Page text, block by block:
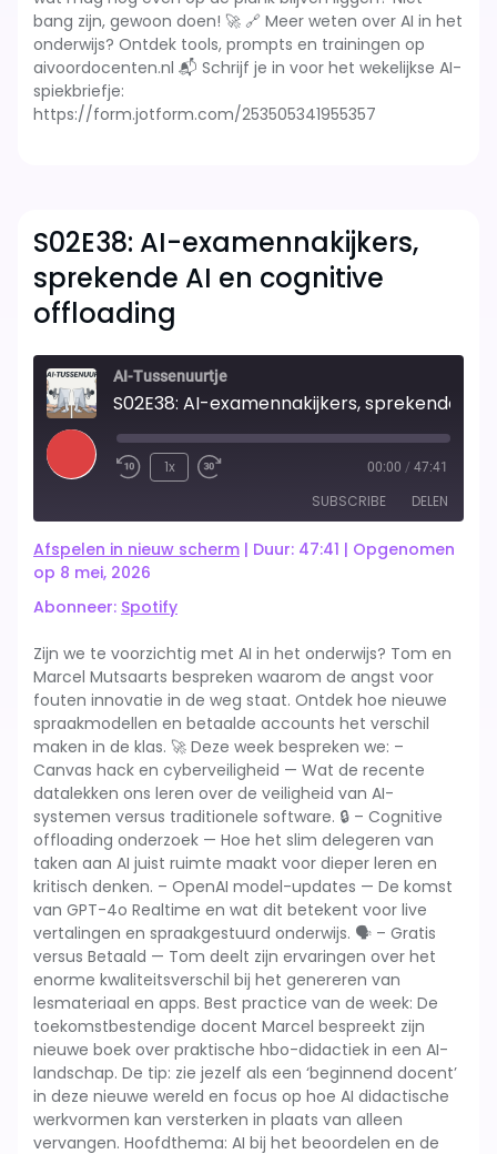
bang zijn, gewoon doen! 🚀 🔗 Meer weten over AI in het
onderwijs? Ontdek tools, prompts en trainingen op
aivoordocenten.nl 📬 Schrijf je in voor het wekelijkse AI-
spiekbriefje:
https://form.jotform.com/253505341955357
S02E38: AI-examennakijkers,
sprekende AI en cognitive
offloading
AI-Tussenuurtje
Play
Rewind
1x
seconds
00:00 / 47:41
SUBSCRIBE DELEN
Spotify
RSS FEED
DELEN
EMBED
Afspelen in nieuw scherm | Duur: 47:41 | Opgenomen
op 8 mei, 2026
Abonneer: Spotify
Zijn we te voorzichtig met AI in het onderwijs? Tom en
Marcel Mutsaarts bespreken waarom de angst voor
fouten innovatie in de weg staat. Ontdek hoe nieuwe
spraakmodellen en betaalde accounts het verschil
maken in de klas. 🚀 Deze week bespreken we: –
Canvas hack en cyberveiligheid — Wat de recente
datalekken ons leren over de veiligheid van AI-
systemen versus traditionele software. 🔒 – Cognitive
offloading onderzoek — Hoe het slim delegeren van
taken aan AI juist ruimte maakt voor dieper leren en
kritisch denken. – OpenAI model-updates — De komst
van GPT-4o Realtime en wat dit betekent voor live
vertalingen en spraakgestuurd onderwijs. 🗣️ – Gratis
versus Betaald — Tom deelt zijn ervaringen over het
enorme kwaliteitsverschil bij het genereren van
lesmateriaal en apps. Best practice van de week: De
toekomstbestendige docent Marcel bespreekt zijn
nieuwe boek over praktische hbo-didactiek in een AI-
landschap. De tip: zie jezelf als een ‘beginnend docent’
in deze nieuwe wereld en focus op hoe AI didactische
werkvormen kan versterken in plaats van alleen
vervangen. Hoofdthema: AI bij het beoordelen en de